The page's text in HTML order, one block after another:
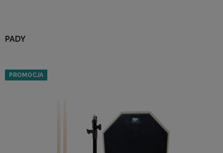
PADY
PROMOCJA